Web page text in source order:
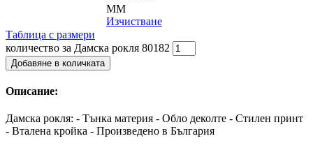
ММ
Изчистване
Таблица с размери
количество за Дамска рокля 80182
Добавяне в количката
Описание:
Дамска рокля: - Тънка материя - Обло деколте - Стилен принт
- Вталена кройка - Произведено в България